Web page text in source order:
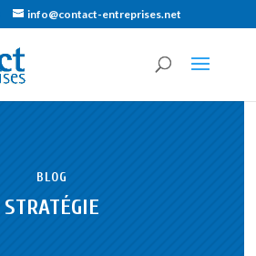
info@contact-entreprises.net
BLOG
STRATÉGIE